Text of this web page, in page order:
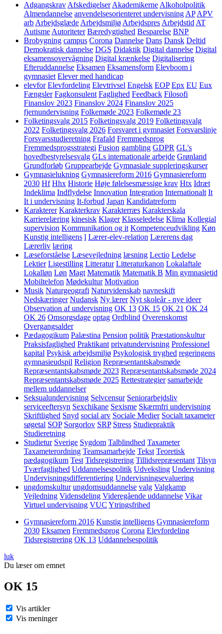
Adgangskrav Afskedigelser Akademikerne Alkoholpolitik
Almendannelse anvendelsesorienteret undervisning AP APV
arb Arbejdsglæde Arbejdsmiljø Arbejdspres Arbejdstid AT
Autisme Autoriteter Bæredygtighed Besparelse BNP
Brobygning campus Corona Dannelse Dans Dansk Deltid
Demokratisk dannelse DGS Didaktik Digital dannelse Digital
eksamensovervågning Digital krænkelse Digitalisering
Efteruddannelse Eksamen Eksamensform Elevboom i
gymnasiet Elever med handicap
elevfor Elevfordeling Elevtrivsel Engelsk EOP Epx EU Eux
Fængsler Fagkonsulent Faglighed Feedback Filosofi
Finanslov 2023 Finanslov 2024 Finanslov 2025
fjernundervisning Folkemøde 2023 Folkemøde 23
Folketingsvalg 2015 Folketingsvalg 2019 Folketingsvalg
2022 Folketingsvalg 2026 Forsvaret i gymnasiet Forsvarslinje
Forsvarsstudieretning Frafald Fremmedsprog
Fremmedsprogsstrategi Fusion gambling GDPR GL's
hovedbestyrelsesvalg GLs internationale arbejde Grønland
Grundforløb Gruppearbejde Gymnasiale suppleringskurser
Gymnasielukning Gymnasiereform 2016 Gymnasiereform
2030 Hf Hhx Historie Høje følelsesmæssige krav Htx Idræt
Indeklima Indflydelse Innovation Integration Internationalt It
It i undervisning It-forbud Japan Kandidatreform
Karakterer Karakterkrav Karakterræs Karakterskala
Karrierelæring kinesisk Klager Klasseledelse Klima Kollegial
supervision Kommunikation og it Kompetenceudvikling Køn
Kunstig intelligens l Lærer-elev-relation Lærerens dag
Lærerliv læring
Læseforståelse Læsevejledning læsning Lectio Ledelse
Lektier Ligestilling Litteratur Litteraturkanon Lokalaftale
Lokalløn Løn Magt Matematik Matematik B Min gymnasietid
Mobiltelefon Mødekultur Motivation
Musik Naturgeografi Naturvidenskab navneskift
Nedskæringer Nudansk Ny lærer Nyt skoleår - nye ideer
Observation af undervisning OK 13 OK 15 OK 21 OK 24
OK 26 Omsorgsdage optag Ordblind Overenskomst
Overgangsalder
Pædagogikum Palæstina Pension politik Præstationskultur
Praksisfaglighed Praktikant privatundervisning Professionel
kapital Psykisk arbejdsmiljø Psykologisk tryghed regeringens
gymnasieudspil Religion Repræsentantskabsmøde
Repræsentantskabsmøde 2023 Repræsentantskabsmøde 2024
Repræsentantskabsmøde 2025 Rettestrategier samarbejde
mellem uddannelser
Seksualundervisning Selvcensur Seniorarbejdsliv
serviceeftersyn Sexchikane Sexisme Skærmfri undervisning
Skriftlighed Snyd social arv Sociale Medier Socialt taxameter
søgetal SOP Sorgorlov SRP Stress Studiepraktik
Studieretning
Studietur Sverige Sygdom Talblindhed Taxameter
Taxameterordning Teamsamarbejde Tekst Teoretisk
pædagogikum Test Tidsregistrering Tillidsrepræsentant Tilsyn
Tværfaglighed Uddannelsespolitik Udveksling Undervisning
Undervisningsdifferentiering Undervisningsevaluering
ungdomskultur ungdomsuddannelse valg Valgkamp
Vejledning Vidensdeling Videregående uddannelse Vikar
Virtuel undervisning VUC Ytringsfrihed
Gymnasiereform 2016 Kunstig intelligens Gymnasiereform
2030 Eksamen Fremmedsprog Corona Elevfordeling
Tidsregistrering OK 13 Uddannelsespolitik
luk
Du læser om emnet
OK 15
Vis artikler
Vis meninger